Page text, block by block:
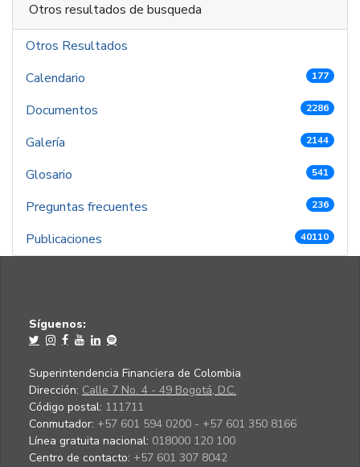
Otros resultados de busqueda
Otros Resultados
Calendario
177
Documentos 2286
Galería 2144
Glosario 541
Preguntas frecuentes 236
Publicaciones 40110
Síguenos:
Superintendencia Financiera de Colombia
Dirección: Calle 7 No. 4 - 49 Bogotá, D.C.
Código postal: 111711
Conmutador: +57 601 594 0200 - +57 601 350 8166
Línea gratuita nacional: 018000 120 100
Centro de contacto: +57 601 307 8042